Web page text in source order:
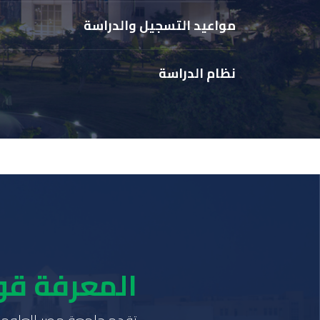
مواعيد التسجيل والدراسة
نظام الدراسة
المعرفة